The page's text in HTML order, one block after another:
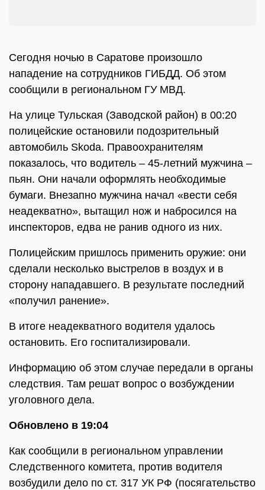
Сегодня ночью в Саратове произошло
нападение на сотрудников ГИБДД. Об этом
сообщили в региональном ГУ МВД.
На улице Тульская (Заводской район) в 00:20
полицейские остановили подозрительный
автомобиль Skoda. Правоохранителям
показалось, что водитель – 45-летний мужчина –
пьян. Они начали оформлять необходимые
бумаги. Внезапно мужчина начал «вести себя
неадекватно», вытащил нож и набросился на
инспекторов, едва не ранив одного из них.
Полицейским пришлось применить оружие: они
сделали несколько выстрелов в воздух и в
сторону нападавшего. В результате последний
«получил ранение».
В итоге неадекватного водителя удалось
остановить. Его госпитализировали.
Информацию об этом случае передали в органы
следствия. Там решат вопрос о возбуждении
уголовного дела.
Обновлено в 19:04
Как сообщили в региональном управлении
Следственного комитета, против водителя
возбудили дело по ст. 317 УК РФ (посягательство